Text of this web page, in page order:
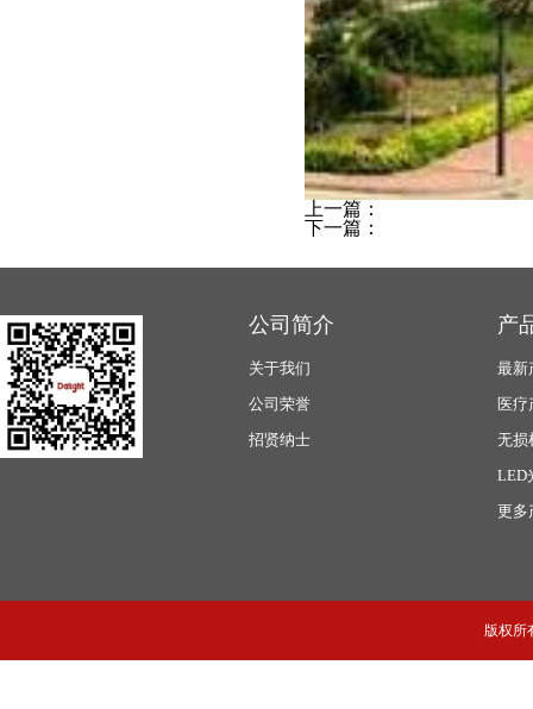
上一篇：
下一篇：
公司简介
关于我们
公司荣誉
招贤纳士
产
最新
医疗
无损
LED
更多
版权所